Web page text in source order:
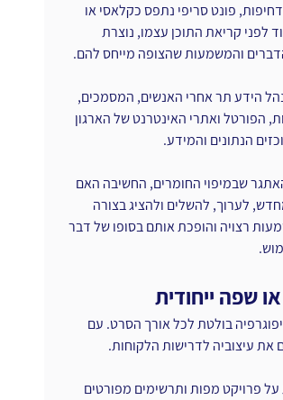
פונט סריפי נתפס כקלאסי או
לפני קריאת התוכן עצמו, נוצרת
והמשמעות שהצופה מייחס להם.
הידע תר אחרי האנשים, המסמכים,
הפורטל ואתרי האינטרנט של הארגון
הנתונים והמידע.
שבמיפוי החומרים, החשיבה האם
לערוך, להשלים ולהציג בצורה
רצויה והופכת אותם בסופו של דבר
שפה ייחודית
בולטת לכל אורך הסרט. עם
את עיצוביה לדרישות הלקוחות.
פרויקט מפות ותרשימים מפורטים